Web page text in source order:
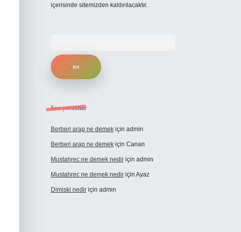
içerisinde sitemizden kaldırılacaktır.
Son yorumlar
Berberi arap ne demekiçin admin
Berberi arap ne demekiçin Canan
Mustahrec ne demek nediriçin admin
Mustahrec ne demek nediriçin Ayaz
Dimiski nediriçin admin